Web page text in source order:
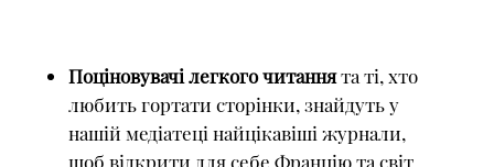
Поціновувачі легкого читаннята ті, хто
любить гортати сторінки, знайдуть у
нашій медіатеці найцікавіші журнали,
щоб відкрити для себе Францію та світ